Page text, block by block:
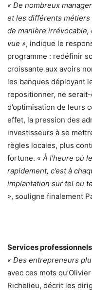
« De nombreux
et les différents
de manière irrévocable,
vue », indique le
programme : redéfinir
croissante aux avoirs
les banques déployant
repositionner, ne serait-
d’optimisation de leurs
effet, la pression des
investisseurs à se
règles locales, plus
fortune. « À l’heure où
rapidement, c’est à
implantation sur tel ou
», souligne finalement
Services
« Des entrepreneurs
avec ces mots
Richelieu, décrit les